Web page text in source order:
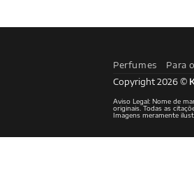
Perfumes Para
Copyright 2026 ©
Aviso Legal: Nome de
originais. Todas as
Imagens meramente